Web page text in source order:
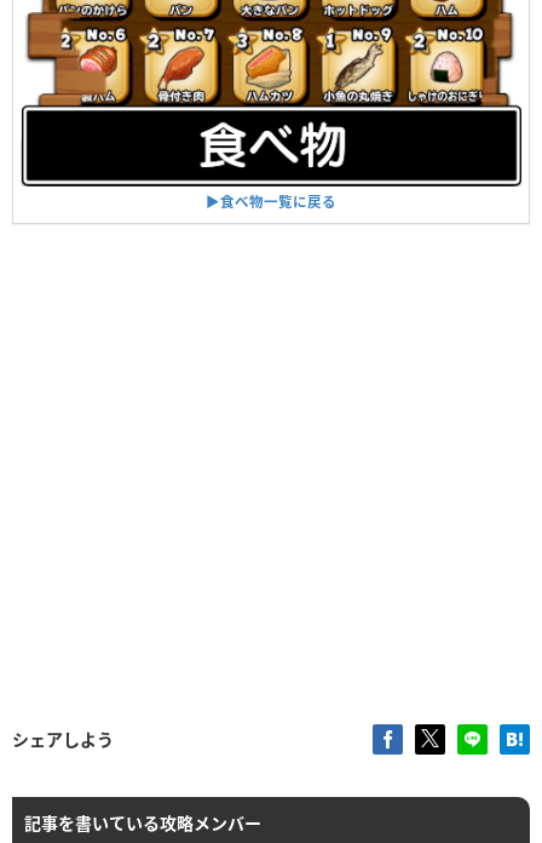
▶︎食べ物一覧に戻る
シェアしよう
記事を書いている攻略メンバー